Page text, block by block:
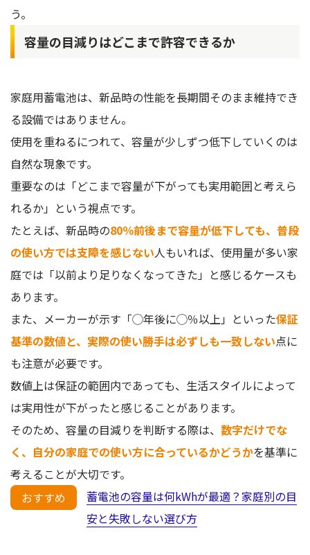
う。
容量の目減りはどこまで許容できるか
家庭用蓄電池は、新品時の性能を長期間そのまま維持でき
る設備ではありません。
使用を重ねるにつれて、容量が少しずつ低下していくのは
自然な現象です。
重要なのは「どこまで容量が下がっても実用範囲と考えら
れるか」という視点です。
たとえば、新品時の80％前後まで容量が低下しても、普段
の使い方では支障を感じない人もいれば、使用量が多い家
庭では「以前より足りなくなってきた」と感じるケースも
あります。
また、メーカーが示す「◯年後に◯％以上」といった保証
基準の数値と、実際の使い勝手は必ずしも一致しない点に
も注意が必要です。
数値上は保証の範囲内であっても、生活スタイルによって
は実用性が下がったと感じることがあります。
そのため、容量の目減りを判断する際は、 数字だけでな
く、自分の家庭での使い方に合っているかどうかを基準に
考えることが大切です。
おすすめ
蓄電池の容量は何kWhが最適？家庭別の目
安と失敗しない選び方